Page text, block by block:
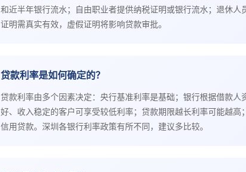
和近半年银行流水；自由职业者提供纳税证明或银行流水；退休人
证明需真实有效，虚假证明将影响贷款审批。
贷款利率是如何确定的？
贷款利率由多个因素决定：央行基准利率是基础；银行根据借款人
好、收入稳定的客户可享受较低利率；贷款期限越长利率可能越高
信用贷款。深圳各银行利率政策有所不同，建议多比较。